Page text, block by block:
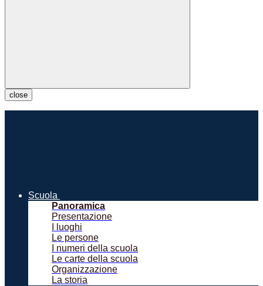
close
Scuola
Panoramica
Presentazione
I luoghi
Le persone
I numeri della scuola
Le carte della scuola
Organizzazione
La storia